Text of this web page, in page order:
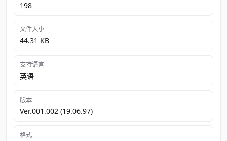
198
文件大小
44.31 KB
支持语言
英语
版本
Ver.001.002 (19.06.97)
格式